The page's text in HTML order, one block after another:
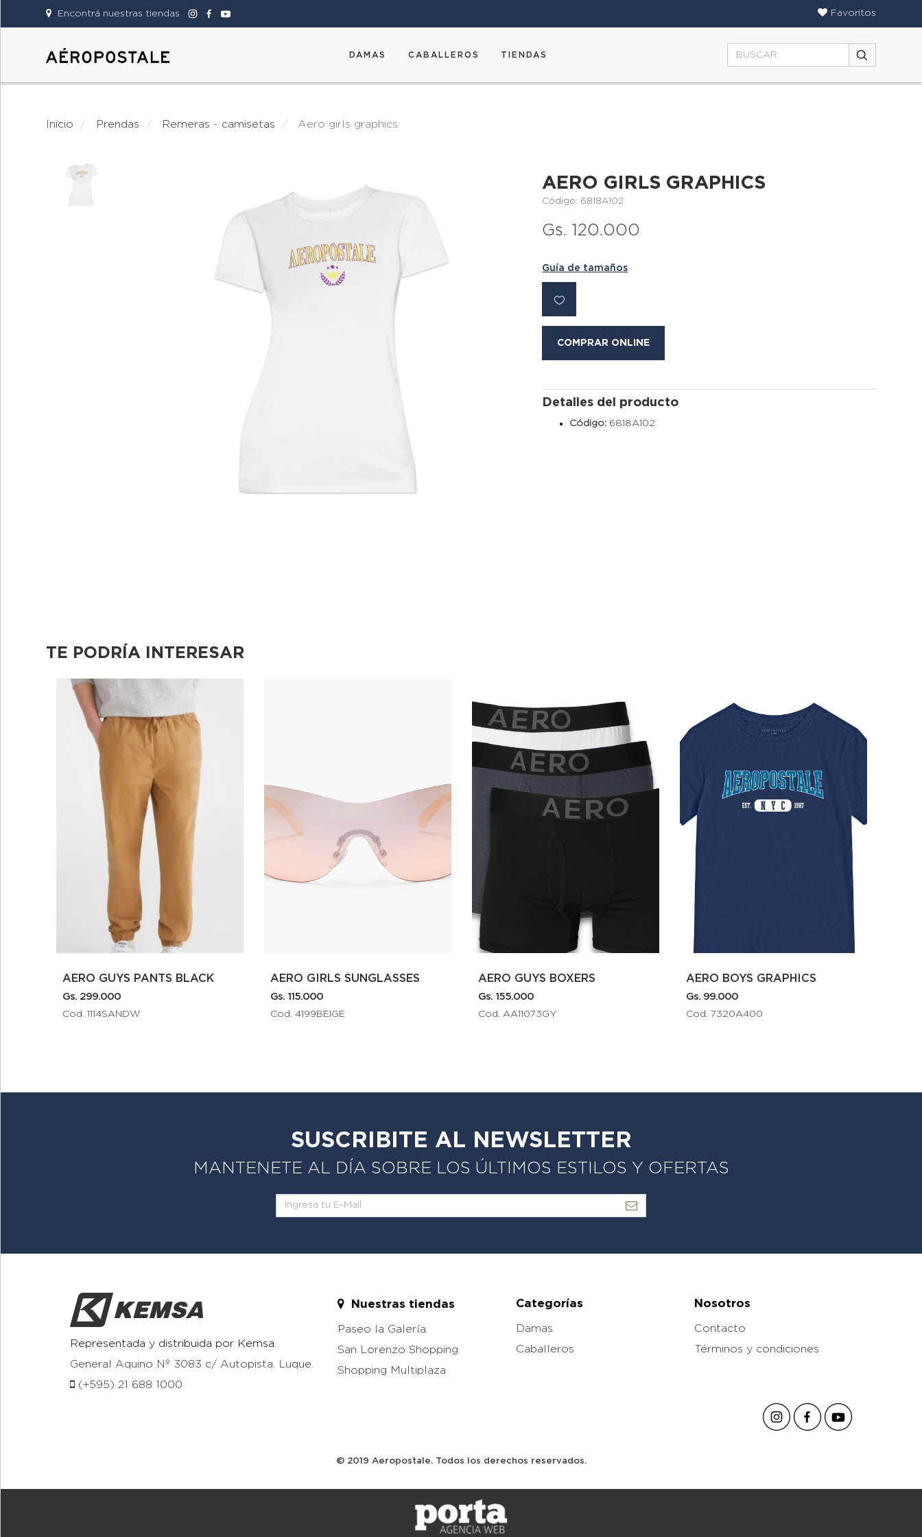
Encontrá nuestras tiendas Favoritos
TIENDAS
DAMAS CABALLEROS TIENDAS
Inicio prendas remeras - camisetas aero girls graphics
AERO GIRLS GRAPHICS
Código: 6818A102
Gs. 120.000
Guía de tamaños
COMPRAR ONLINE
Detalles del producto
Código: 6818A102
TE PODRÍA INTERESAR
BLACK AERO GIRLS SUNGLASSES
Gs. 115.000
Cod. 4199BEIGE
AERO GUYS BOXERS
Cod. AA11073GY
AERO BOYS GRAPHICS
Cod. 7320A400
AERO TENNIS TEE
Cod. 2425CHARHT
SUSCRIBITE AL NEWSLETTER
MANTENETE AL DÍA SOBRE LOS ÚLTIMOS ESTILOS Y OFERTAS
Representada y distribuida por Kemsa.
General Aquino Nº 3083 c/ Autopista, Luque.
(+595) 21 688 1000
Nuestras tiendas
Paseo la Galería
San Lorenzo Shopping
Shopping Multiplaza
Categorías
Damas
Caballeros
Nosotros
Contacto
Términos y condiciones
© 2019 Aeropostale. Todos los derechos reservados.